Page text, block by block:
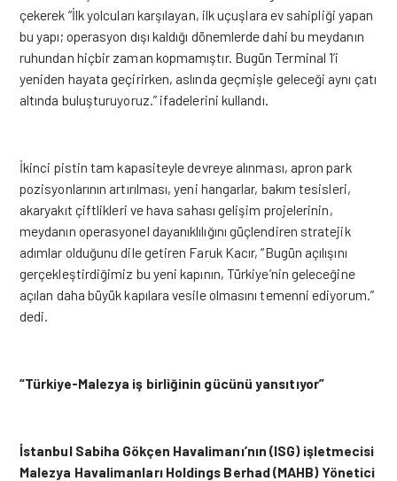
çekerek “İlk yolcuları karşılayan, ilk uçuşlara ev sahipliği yapan
bu yapı; operasyon dışı kaldığı dönemlerde dahi bu meydanın
ruhundan hiçbir zaman kopmamıştır. Bugün Terminal 1’i
yeniden hayata geçirirken, aslında geçmişle geleceği aynı çatı
altında buluşturuyoruz.” ifadelerini kullandı.
İkinci pistin tam kapasiteyle devreye alınması, apron park
pozisyonlarının artırılması, yeni hangarlar, bakım tesisleri,
akaryakıt çiftlikleri ve hava sahası gelişim projelerinin,
meydanın operasyonel dayanıklılığını güçlendiren stratejik
adımlar olduğunu dile getiren Faruk Kacır, “Bugün açılışını
gerçekleştirdiğimiz bu yeni kapının, Türkiye’nin geleceğine
açılan daha büyük kapılara vesile olmasını temenni ediyorum.”
dedi.
“Türkiye-Malezya iş birliğinin gücünü yansıtıyor”
İstanbul Sabiha Gökçen Havalimanı’nın (ISG) işletmecisi
Malezya Havalimanları Holdings Berhad (MAHB) Yönetici